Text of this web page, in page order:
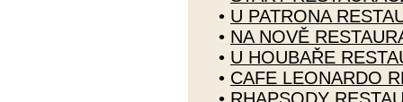
• U PATRONA
• NA NOVĚ
• U HOUBAŘE
• CAFE LEONARDO